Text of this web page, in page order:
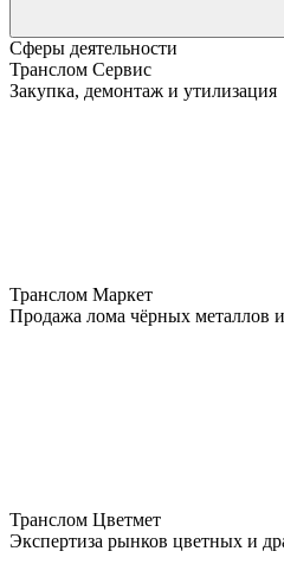
Сферы деятельности
Транслом Сервис
Закупка, демонтаж и утилизация
Транслом Маркет
Продажа лома чёрных металлов
Транслом Цветмет
Экспертиза рынков цветных и